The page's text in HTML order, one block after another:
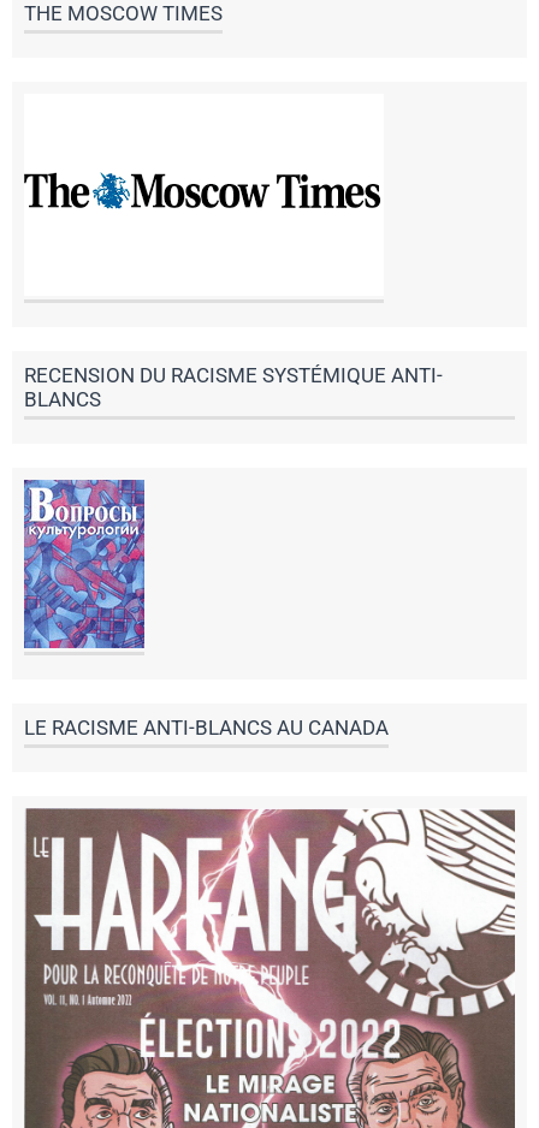
THE MOSCOW TIMES
RECENSION DU RACISME SYSTÉMIQUE ANTI-
BLANCS
LE RACISME ANTI-BLANCS AU CANADA